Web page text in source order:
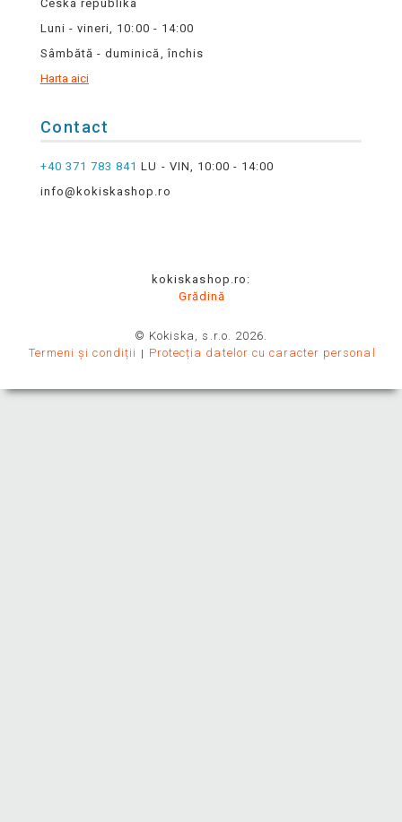
Česká republika
Luni - vineri, 10:00 - 14:00
Sâmbătă - duminică, închis
Harta aici
Contact
+40 371 783 841 LU - VIN, 10:00 - 14:00
info@kokiskashop.ro
kokiskashop.ro:
Grădină
© Kokiska, s.r.o. 2026.
Termeni și condiții
Protecția datelor cu caracter personal